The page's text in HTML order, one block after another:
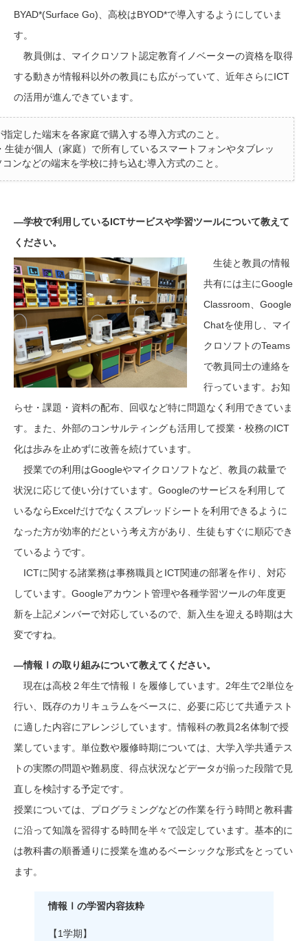
BYAD*(Surface Go)、高校はBYOD*で導入するようにしていま
す。
教員側は、マイクロソフト認定教育イノベーターの資格を取得
する動きが情報科以外の教員にも広がっていて、近年さらにICT
の活用が進んできています。
指定した端末を各家庭で購入する導入方式のこと。
生徒が個人（家庭）で所有しているスマートフォンやタブレッ
ンなどの端末を学校に持ち込む導入方式のこと。
―学校で利用しているICTサービスや学習ツールについて教えて
ください。
生徒と教員の情報
共有には主にGoogle
Classroom、Google
Chatを使用し、マイ
クロソフトのTeams
で教員同士の連絡を
行っています。お知
らせ・課題・資料の配布、回収など特に問題なく利用できていま
す。また、外部のコンサルティングも活用して授業・校務のICT
化は歩みを止めずに改善を続けています。
授業での利用はGoogleやマイクロソフトなど、教員の裁量で
状況に応じて使い分けています。Googleのサービスを利用して
いるならExcelだけでなくスプレッドシートを利用できるように
なった方が効率的だという考え方があり、生徒もすぐに順応でき
ているようです。
ICTに関する諸業務は事務職員とICT関連の部署を作り、対応
しています。Googleアカウント管理や各種学習ツールの年度更
新を上記メンバーで対応しているので、新入生を迎える時期は大
変ですね。
―情報Ⅰの取り組みについて教えてください。
現在は高校２年生で情報Ⅰを履修しています。2年生で2単位を
行い、既存のカリキュラムをベースに、必要に応じて共通テスト
に適した内容にアレンジしています。情報科の教員2名体制で授
業しています。単位数や履修時期については、大学入学共通テス
トの実際の問題や難易度、得点状況などデータが揃った段階で見
直しを検討する予定です。
授業については、プログラミングなどの作業を行う時間と教科書
に沿って知識を習得する時間を半々で設定しています。基本的に
は教科書の順番通りに授業を進めるベーシックな形式をとってい
ます。
情報Ⅰの学習内容抜粋
【1学期】